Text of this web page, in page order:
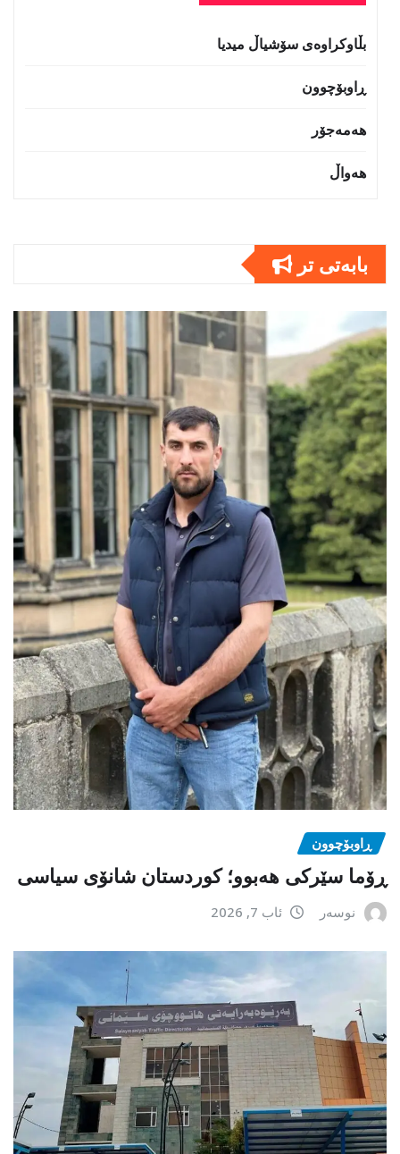
بڵاوکراوەی سۆشیاڵ میدیا
ڕاوبۆچوون
هەمەجۆر
هەواڵ
بابەتى تر
ڕاوبۆچوون
ڕۆما سێرکی هەبوو؛ کوردستان شانۆی سیاسی
نوسەر ئاب 7, 2026